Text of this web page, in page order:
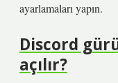
ayarlamaları yapın.
Discord
açılır?